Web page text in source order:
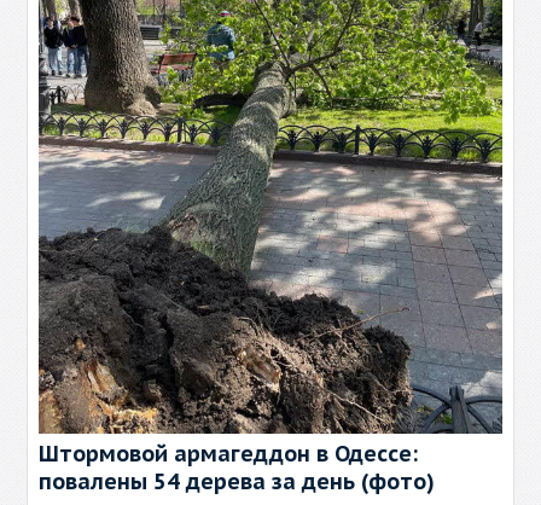
Штормовой армагеддон в Одессе:
повалены 54 дерева за день (фото)